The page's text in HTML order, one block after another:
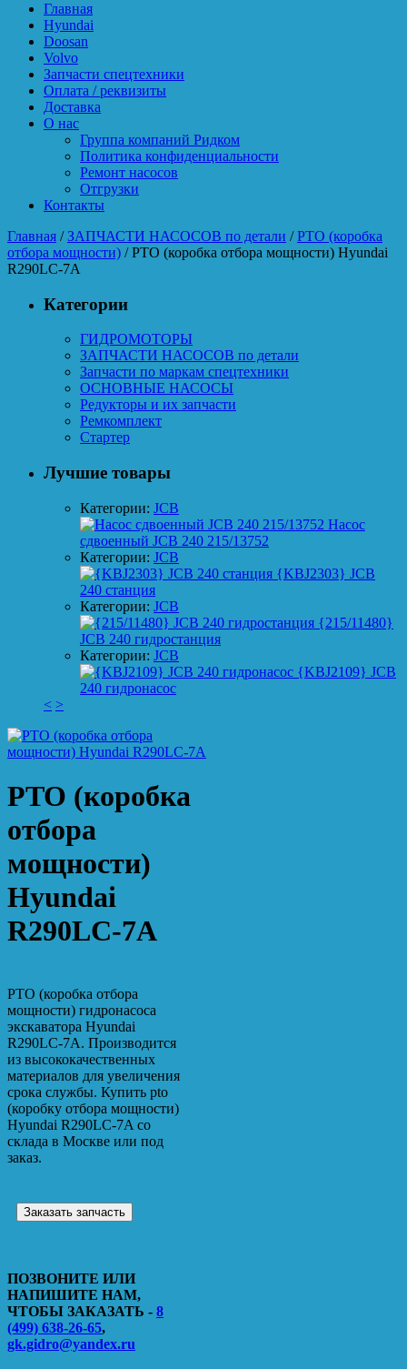
Главная
Hyundai
Doosan
Volvo
Запчасти спецтехники
Оплата / реквизиты
Доставка
О нас
Группа компаний Ридком
Политика конфиденциальности
Ремонт насосов
Отгрузки
Контакты
Главная /ЗАПЧАСТИ НАСОСОВ по детали /PTO (коробка
отбора мощности) / PTO (коробка отбора мощности) Hyundai
R290LC-7A
Категории
ГИДРОМОТОРЫ
ЗАПЧАСТИ НАСОСОВ по детали
Запчасти по маркам спецтехники
ОСНОВНЫЕ НАСОСЫ
Редукторы и их запчасти
Ремкомплект
Стартер
Лучшие товары
Категории: JCB
Насос
сдвоенный JCB 240 215/13752
Категории: JCB
{KBJ2303} JCB
240 станция
Категории: JCB
{215/11480}
JCB 240 гидростанция
Категории: JCB
{KBJ2109} JCB
240 гидронасос
< >
PTO (коробка
отбора
мощности)
Hyundai
R290LC-7A
PTO (коробка отбора
мощности) гидронасоса
экскаватора Hyundai
R290LC-7A. Производится
из высококачественных
материалов для увеличения
срока службы. Купить pto
(коробку отбора мощности)
Hyundai R290LC-7A со
склада в Москве или под
заказ.
Заказать запчасть
ПОЗВОНИТЕ ИЛИ
НАПИШИТЕ НАМ,
ЧТОБЫ ЗАКАЗАТЬ - 8
(499) 638-26-65,
gk.gidro@yandex.ru